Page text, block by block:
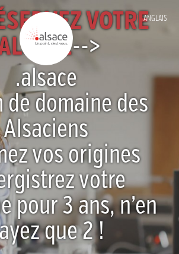
ANGLAIS
VOTRE
-->
.alsace
de domaine des
Alsaciens
vos origines
votre
pour 3 ans, n’en
que 2 !